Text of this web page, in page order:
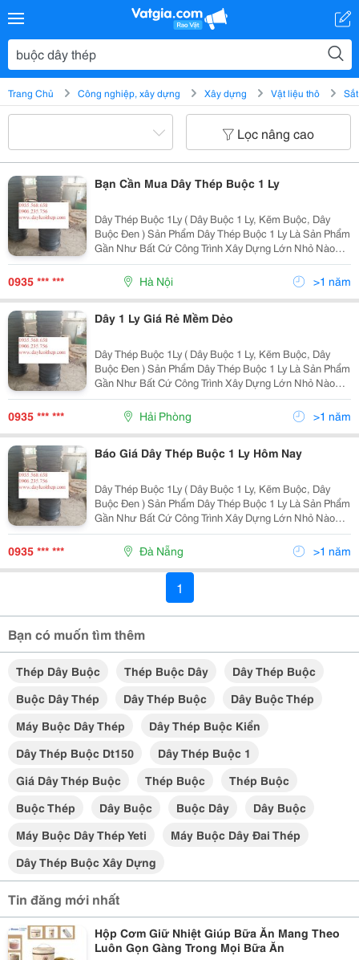
Trang Chủ Công nghiệp, xây dựng Xây dựng Vật liệu thô
Lọc nâng cao
Bạn Cần Mua Dây Thép Buộc 1 Ly
Dây Thép Buộc 1Ly ( Dây Buộc 1 Ly, Kẽm Buộc, Dây
Buộc Đen ) Sản Phẩm Dây Thép Buộc 1 Ly Là Sản Phẩm
Gần Như Bất Cứ Công Trình Xây Dựng Lớn Nhỏ Nào
Đều Phải Dùng Đến Bởi Tính Chất Đa Dạng Mềm Dẻo,
Dễ Buộc. Dây Thép Buộc 1 Ly Của Công Ty Tnhh Sx Và
0935 *** *** Hà Nội >1 năm
Dây 1 Ly Giá Rẻ Mềm Dẻo
Dây Thép Buộc 1Ly ( Dây Buộc 1 Ly, Kẽm Buộc, Dây
Buộc Đen ) Sản Phẩm Dây Thép Buộc 1 Ly Là Sản Phẩm
Gần Như Bất Cứ Công Trình Xây Dựng Lớn Nhỏ Nào
Đều Phải Dùng Đến Bởi Tính Chất Đa Dạng Mềm Dẻo,
Dễ Buộc. Dây Thép Buộc 1 Ly Của Công Ty Tnhh Sx Và
0935 *** *** Hải Phòng >1 năm
Báo Giá Dây Thép Buộc 1 Ly Hôm Nay
Dây Thép Buộc 1Ly ( Dây Buộc 1 Ly, Kẽm Buộc, Dây
Buộc Đen ) Sản Phẩm Dây Thép Buộc 1 Ly Là Sản Phẩm
Gần Như Bất Cứ Công Trình Xây Dựng Lớn Nhỏ Nào
Đều Phải Dùng Đến Bởi Tính Chất Đa Dạng Mềm Dẻo,
Dễ Buộc. Dây Thép Buộc 1 Ly Của Công Ty Tnhh Sx Và
0935 *** *** Đà Nẵng >1 năm
1
Bạn có muốn tìm thêm
Thép Dây Buộc Thép Buộc Dây
Dây Thép Buộc
Buộc Dây Thép
Dây Thép Buộc
Dây Buộc Thép
Máy Buộc Dây Thép
Dây Thép Buộc Kiển
Dây Thép Buộc Dt150
Dây Thép Buộc 1
Giá Dây Thép Buộc
Thép Buộc
Thép Buộc
Buộc Thép
Dây Buộc Buộc Dây
Dây Buộc
Máy Buộc Dây Thép Yeti
Máy Buộc Dây Đai Thép
Dây Thép Buộc Xây Dựng
Tin đăng mới nhất
Hộp Cơm Giữ Nhiệt Giúp Bữa Ăn Mang Theo
Luôn Gọn Gàng Trong Mọi Bữa Ăn